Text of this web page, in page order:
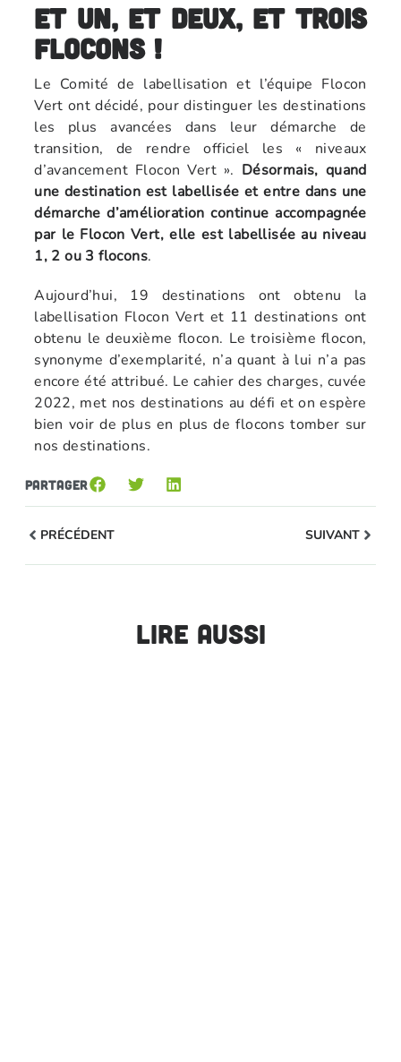
Et un, et deux, et trois
flocons !
Le Comité de labellisation et l’équipe Flocon
Vert ont décidé, pour distinguer les destinations
les plus avancées dans leur démarche de
transition, de rendre officiel les « niveaux
d’avancement Flocon Vert ». Désormais, quand
une destination est labellisée et entre dans une
démarche d’amélioration continue accompagnée
par le Flocon Vert, elle est labellisée au niveau
1, 2 ou 3 flocons.
Aujourd’hui, 19 destinations ont obtenu la
labellisation Flocon Vert et 11 destinations ont
obtenu le deuxième flocon. Le troisième flocon,
synonyme d’exemplarité, n’a quant à lui n’a pas
encore été attribué. Le cahier des charges, cuvée
2022, met nos destinations au défi et on espère
bien voir de plus en plus de flocons tomber sur
nos destinations.
Partager
PRÉCÉDENT SUIVANT
Lire aussi